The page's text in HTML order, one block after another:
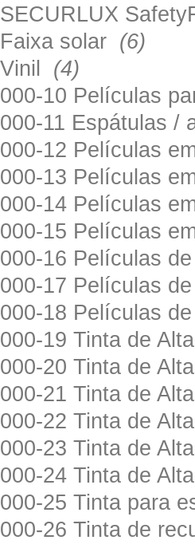
SECURLUX
Faixa solar (6)
Vinil (4)
000-10 Películas
000-11 Espátulas /
000-12 Películas
000-13 Películas
000-14 Películas
000-15 Películas
000-16 Películas
000-17 Películas
000-18 Películas
000-19 Tinta de
000-20 Tinta de
000-21 Tinta de
000-22 Tinta de
000-23 Tinta de
000-24 Tinta de
000-25 Tinta para
000-26 Tinta de